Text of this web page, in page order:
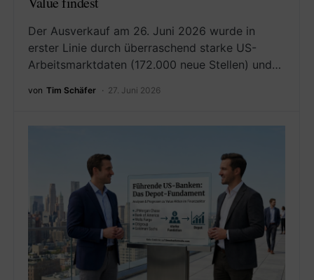
Der Ausverkauf am 26. Juni 2026 wurde in
erster Linie durch überraschend starke US-
Arbeitsmarktdaten (172.000 neue Stellen) und…
von Tim Schäfer 27. Juni 2026